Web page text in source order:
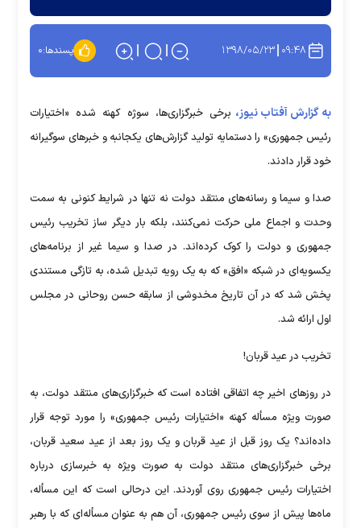
۰۹:۴۸ ۱۳۹۸/۰۵/۲۳ پسندها:۰
به گزارش آفتاب نیوز، برخی خبرگزاری‌ها، سوژه کهنه شده «اختیارات
رئیس جمهوری» را دستمایه تولید گزارش‌های یکجانبه و خبرهای سوگیرانه
خود قرار دادند.
صدا و سیما و رسانه‌های منتقد دولت نه تنها در شرایط کنونی به سمت
وحدت و اجماع ملی حرکت نمی‌کنند، بلکه بار دیگر ساز تخریب رئیس
جمهوری و دولت را کوک کرده‌اند. در صدا و سیما غیر از برنامه‌های
یکسویه‌ای در شبکه «افق» که به یک رویه تبدیل شده، به تازگی مستندی
پخش شد که در آن تاریخ مخدوشی از سابقه حسن روحانی در مجلس
اول ارائه شد.
تخریب در عید قربان!
در روزهای اخیر چه اتفاقی افتاده است که خبرگزاری‌های منتقد دولت، به
صورت ویژه مسأله کهنه «اختیارات رئیس جمهوری» را مورد توجه قرار
داده‌اند؟ یک روز قبل از عید قربان و یک روز بعد از عید سعید قربان،
برخی خبرگزاری‌های منتقد دولت به صورت ویژه به خبرسازی درباره
اختیارات رئیس جمهوری روی آوردند. این درحالی است که این مسأله،
ماه‌ها پیش از سوی رئیس جمهوری، آن هم به عنوان مسأله‌ای که با رهبر